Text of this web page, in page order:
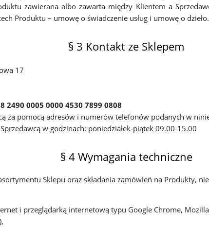
zawierana albo zawarta między Klientem a
Produktu – umowę o świadczenie usług i umowę o dzieło.
§ 3 Kontakt ze Sklepem
17
2490 0005 0000 4530 7899 0808
za pomocą adresów i numerów telefonów podanych w
w godzinach: poniedziałek-piątek 09.00-15.00
§ 4 Wymagania techniczne
Sklepu oraz składania zamówień na Produkty,
i przeglądarką internetową typu Google Chrome,